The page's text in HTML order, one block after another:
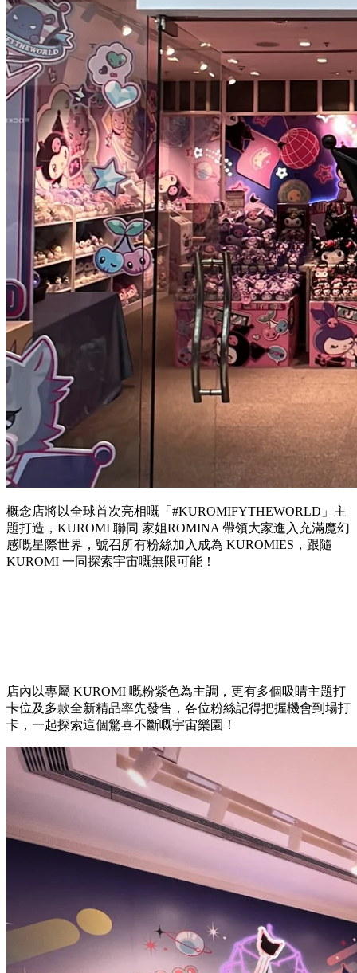
概念店將以全球首次亮相嘅「#KUROMIFYTHEWORLD」主
題打造，KUROMI 聯同 家姐ROMINA 帶領大家進入充滿魔幻
感嘅星際世界，號召所有粉絲加入成為 KUROMIES，跟隨
KUROMI 一同探索宇宙嘅無限可能！
店內以專屬 KUROMI 嘅粉紫色為主調，更有多個吸睛主題打
卡位及多款全新精品率先發售，各位粉絲記得把握機會到場打
卡，一起探索這個驚喜不斷嘅宇宙樂園！